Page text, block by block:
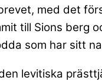
med det
till Sions berg
som har sitt
levitiska